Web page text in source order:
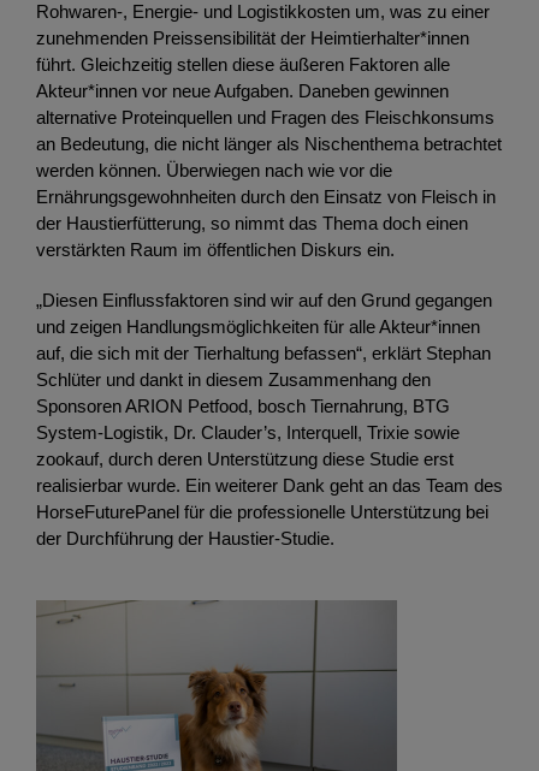
Rohwaren-, Energie- und Logistikkosten um, was zu einer
zunehmenden Preissensibilität der Heimtierhalter*innen
führt. Gleichzeitig stellen diese äußeren Faktoren alle
Akteur*innen vor neue Aufgaben. Daneben gewinnen
alternative Proteinquellen und Fragen des Fleischkonsums
an Bedeutung, die nicht länger als Nischenthema betrachtet
werden können. Überwiegen nach wie vor die
Ernährungsgewohnheiten durch den Einsatz von Fleisch in
der Haustierfütterung, so nimmt das Thema doch einen
verstärkten Raum im öffentlichen Diskurs ein.
„Diesen Einflussfaktoren sind wir auf den Grund gegangen
und zeigen Handlungsmöglichkeiten für alle Akteur*innen
auf, die sich mit der Tierhaltung befassen“, erklärt Stephan
Schlüter und dankt in diesem Zusammenhang den
Sponsoren ARION Petfood, bosch Tiernahrung, BTG
System-Logistik, Dr. Clauder’s, Interquell, Trixie sowie
zookauf, durch deren Unterstützung diese Studie erst
realisierbar wurde. Ein weiterer Dank geht an das Team des
HorseFuturePanel für die professionelle Unterstützung bei
der Durchführung der Haustier-Studie.